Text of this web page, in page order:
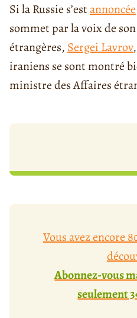
Si la Russie s’estannoncée
sommet par la voix de
étrangères, Sergei Lavrov
iraniens se sont montré
ministre des Affaires
Vous avez encore
Abonnez-vous
seulement